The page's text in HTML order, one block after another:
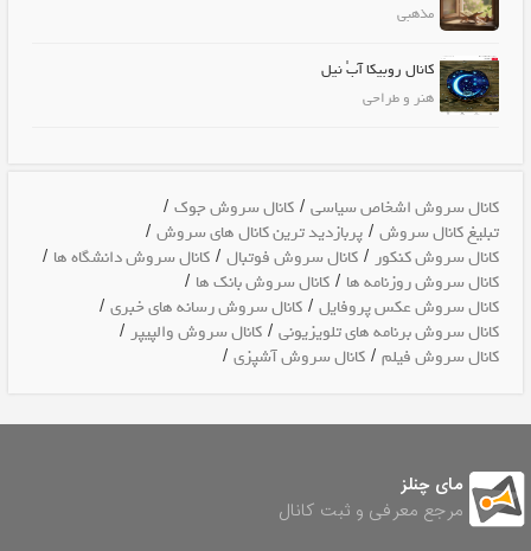
مذهبی
کانال روبیکا آبْ نیل
هنر و طراحی
کانال سروش اشخاص سیاسی /کانال سروش جوک /
تبلیغ کانال سروش /پربازدید ترین کانال های سروش /
کانال سروش کنکور /کانال سروش فوتبال /کانال سروش دانشگاه ها /
کانال سروش روزنامه ها /کانال سروش بانک ها /
کانال سروش عکس پروفایل /کانال سروش رسانه های خبری /
کانال سروش برنامه های تلویزیونی /کانال سروش والپیپر /
کانال سروش فیلم /کانال سروش آشپزی /
مای چنلز
مرجع معرفی و ثبت کانال